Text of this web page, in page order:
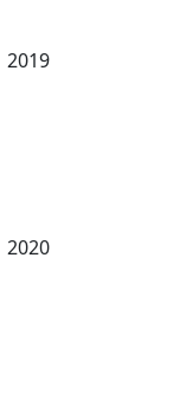
2019
2020